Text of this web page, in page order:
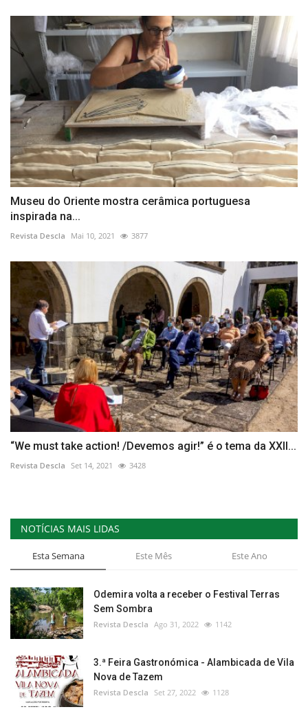
Museu do Oriente mostra cerâmica portuguesa
inspirada na...
Revista Descla Mai 10, 2021 3877
“We must take action! /Devemos agir!” é o tema da XXII...
Revista Descla Set 14, 2021 3428
NOTÍCIAS MAIS LIDAS
Esta Semana Este Mês Este Ano
Odemira volta a receber o Festival Terras
Sem Sombra
Revista Descla Ago 31, 2022 1142
3.ª Feira Gastronómica - Alambicada de Vila
Nova de Tazem
Revista Descla Set 27, 2022 1128